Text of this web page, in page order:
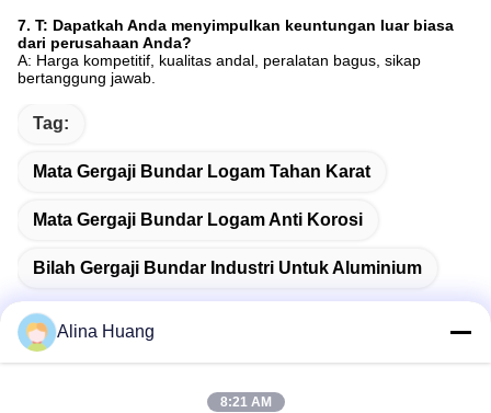
7. T: Dapatkah Anda menyimpulkan keuntungan luar biasa
dari perusahaan Anda?
A: Harga kompetitif, kualitas andal, peralatan bagus, sikap
bertanggung jawab.
Tag:
Mata Gergaji Bundar Logam Tahan Karat
Mata Gergaji Bundar Logam Anti Korosi
Bilah Gergaji Bundar Industri Untuk Aluminium
Alina Huang
8:21 AM